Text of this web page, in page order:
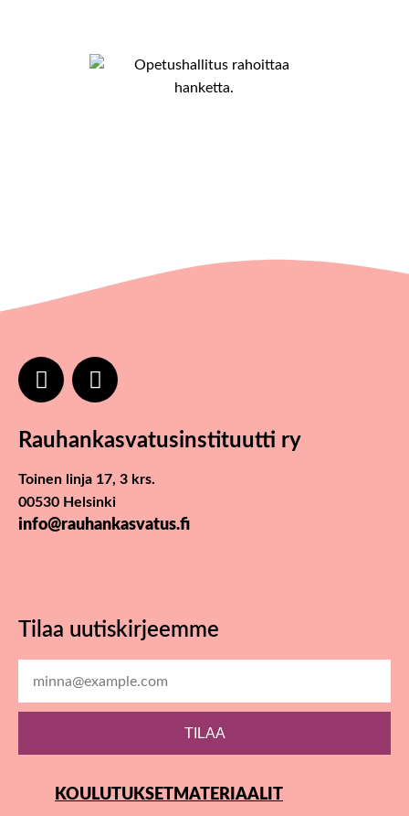
Rauhankasvatus­instituutti ry
Toinen linja 17, 3 krs.
00530 Helsinki
info@rauhankasvatus.fi
Tilaa uutiskirjeemme
TILAA
KOULUTUKSET MATERIAALIT